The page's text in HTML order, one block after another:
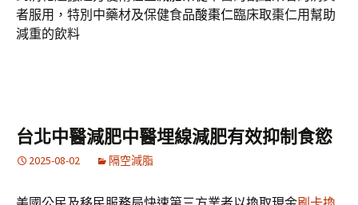
者服用，特別中藥材及保健食品酸棗仁臨床取棗仁用幫助
減重的飲料
台北中醫減肥中醫埋線減肥有效抑制食慾
2025-08-02 隔空減脂